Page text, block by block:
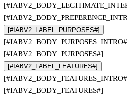
[#IABV2_LABEL_PURPOSES#]
[#IABV2_BODY_PURPOSES#]
[#IABV2_LABEL_FEATURES#]
[#IABV2_BODY_FEATURES#]